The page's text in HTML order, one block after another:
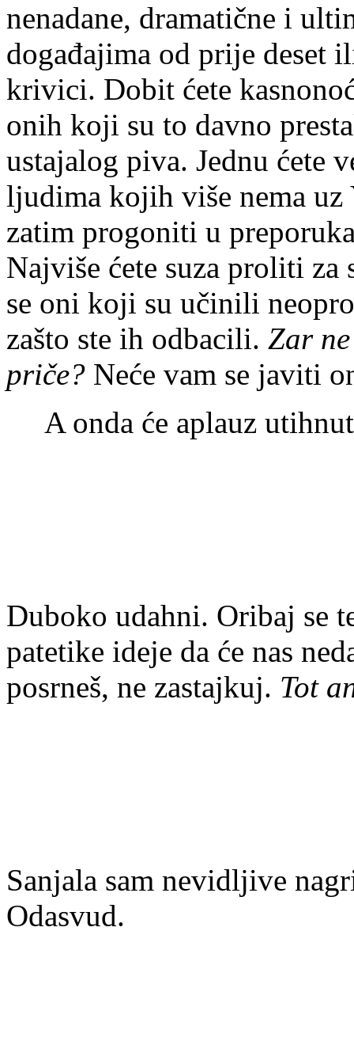
nenadane, dramatične i
događajima od prije deset
krivici. Dobit ćete
onih koji su to davno
ustajalog piva. Jednu ćete
ljudima kojih više nema uz
zatim progoniti u
Najviše ćete suza proliti za
se oni koji su učinili
zašto ste ih odbacili. Zar
priče? Neće vam se javiti
A onda će aplauz
Duboko udahni. Oribaj se
patetike ideje da će nas
posrneš, ne zastajkuj. Tot
Sanjala sam nevidljive
Odasvud.